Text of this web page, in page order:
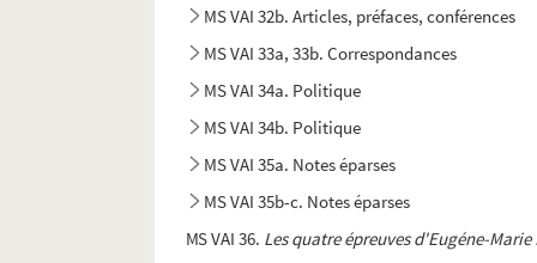
MS VAI 32b. Articles, préfaces, conférences
MS VAI 33a, 33b. Correspondances
MS VAI 34a. Politique
MS VAI 34b. Politique
MS VAI 35a. Notes éparses
MS VAI 35b-c. Notes éparses
MS VAI 36. Les quatre épreuves d'Eugéne-Marie